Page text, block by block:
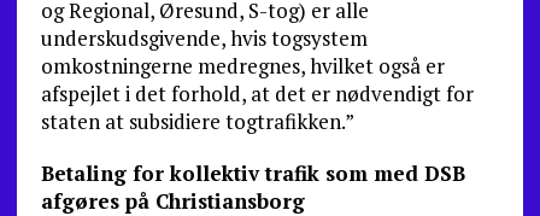
og Regional, Øresund, S-tog) er alle
underskudsgivende, hvis togsystem
omkostningerne medregnes, hvilket også er
afspejlet i det forhold, at det er nødvendigt for
staten at subsidiere togtrafikken.”
Betaling for kollektiv trafik som med DSB
afgøres på Christiansborg